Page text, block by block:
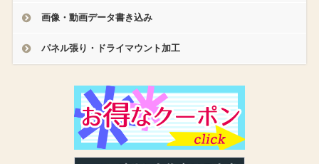
画像・動画データ書き込み
パネル張り・ドライマウント加工